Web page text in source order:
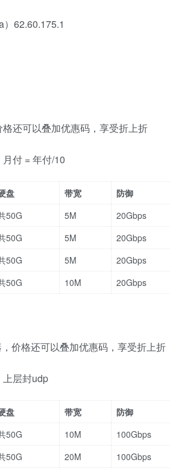
62.60.175.1
还可以叠加优惠码，享受折上折
付 = 年付/10
盘 带宽 防御
50G 5M 20Gbps
50G 5M 20Gbps
50G 5M 20Gbps
50G 10M 20Gbps
价格还可以叠加优惠码，享受折上折
层封udp
盘 带宽 防御
50G 10M 100Gbps
50G 20M 100Gbps